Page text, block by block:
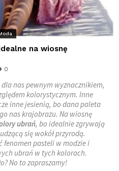
na wiosnę
0
nas pewnym wyznacznikiem,
kolorystycznym. Inne
inne jesienią, bo dana paleta
nas krajobrazu. Na wiosnę
ubrań, bo idealnie zgrywają
się wokół przyrodą.
fenomen pasteli w modzie i
ubrań w tych kolorach.
No to zapraszamy!